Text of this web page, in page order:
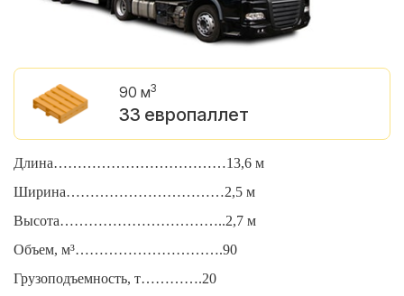
90 м3
33 европаллет
Длина………………………………13,6 м
Ширина……………………………2,5 м
Высота……………………………..2,7 м
Объем, м³………………………….90
Грузоподъемность, т………….20